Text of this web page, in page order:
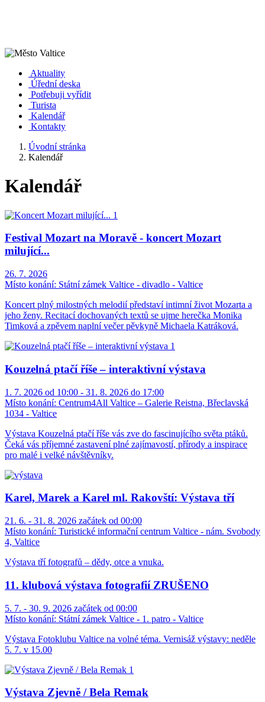
Aktuality
Úřední deska
Potřebuji vyřídit
Turista
Kalendář
Kontakty
Úvodní stránka
Kalendář
Kalendář
Festival Mozart na Moravě - koncert Mozart
milující...
26. 7. 2026
Místo konání: Státní zámek Valtice - divadlo - Valtice
Koncert plný milostných melodií představí intimní život Mozarta a
jeho ženy. Recitací dochovaných textů se ujme herečka Monika
Timková a zpěvem naplní večer pěvkyně Michaela Katráková.
Kouzelná ptačí říše – interaktivní výstava
1. 7. 2026 od 10:00 - 31. 8. 2026 do 17:00
Místo konání: Centrum4All Valtice – Galerie Reistna, Břeclavská
1034 - Valtice
Výstava Kouzelná ptačí říše vás zve do fascinujícího světa ptáků.
Čeká vás příjemné zastavení plné zajímavostí, přírody a inspirace
pro malé i velké návštěvníky.
Karel, Marek a Karel ml. Rakovští: Výstava tří
21. 6. - 31. 8. 2026 začátek od 00:00
Místo konání: Turistické informační centrum Valtice - nám. Svobody
4, Valtice
Výstava tří fotografů – dědy, otce a vnuka.
11. klubová výstava fotografií ZRUŠENO
5. 7. - 30. 9. 2026 začátek od 00:00
Místo konání: Státní zámek Valtice - 1. patro - Valtice
Výstava Fotoklubu Valtice na volné téma. Vernisáž výstavy: neděle
5. 7. v 15.00
Výstava Zjevně / Bela Remak